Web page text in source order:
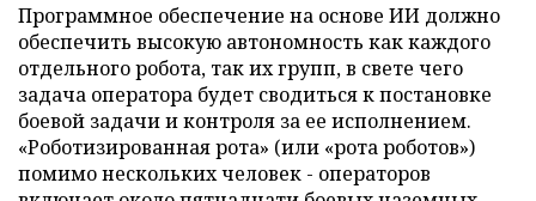
Программное обеспечение на основе ИИ должно
обеспечить высокую автономность как каждого
отдельного робота, так их групп, в свете чего
задача оператора будет сводиться к постановке
боевой задачи и контроля за ее исполнением.
«Роботизированная рота» (или «рота роботов»)
помимо нескольких человек - операторов